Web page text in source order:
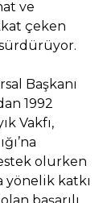
ve
çeken
Başkanı
1992
Vakfı,
olurken
katkı